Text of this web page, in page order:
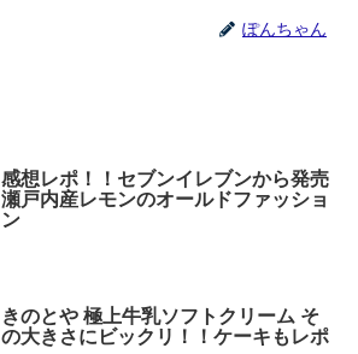
ぽんちゃん
感想レポ！！セブンイレブンから発売
瀬戸内産レモンのオールドファッショ
ン
きのとや 極上牛乳ソフトクリーム そ
の大きさにビックリ！！ケーキもレポ